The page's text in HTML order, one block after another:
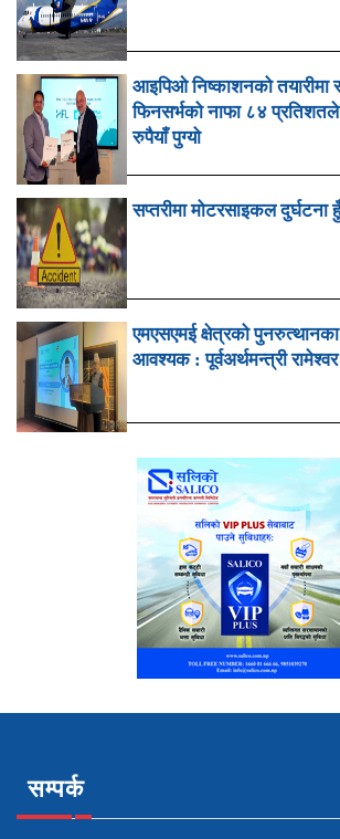
आइपिओ निष्काशनको तयारीमा
फिनसर्भको नाफा ८४
रुपैयाँ पुग्यो
सप्तरीमा मोटरसाइकल दुर्घटना
एमएसएमई क्षेत्रको
आवश्यक : पूर्वअर्थमन्त्री
सम्पर्क